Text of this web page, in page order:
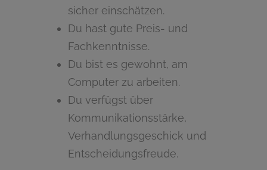
sicher einschätzen.
Du hast gute Preis- und
Fachkenntnisse.
Du bist es gewohnt, am
Computer zu arbeiten.
Du verfügst über
Kommunikationsstärke,
Verhandlungsgeschick und
Entscheidungsfreude.